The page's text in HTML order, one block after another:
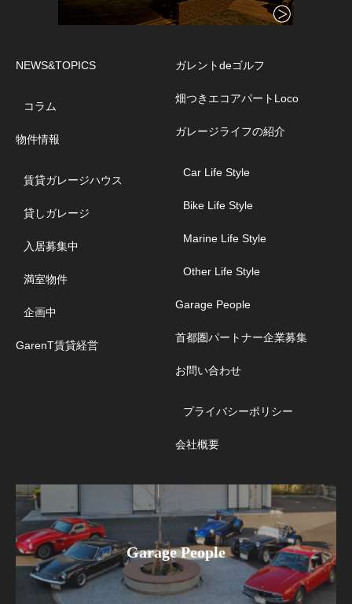
NEWS&TOPICS
コラム
物件情報
賃貸ガレージハウス
貸しガレージ
入居募集中
満室物件
企画中
GarenT賃貸経営
ガレントdeゴルフ
畑つきエコアパートLoco
ガレージライフの紹介
Car Life Style
Bike Life Style
Marine Life Style
Other Life Style
Garage People
首都圏パートナー企業募集
お問い合わせ
プライバシーポリシー
会社概要
Garage People